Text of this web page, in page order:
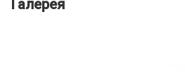
Галерея